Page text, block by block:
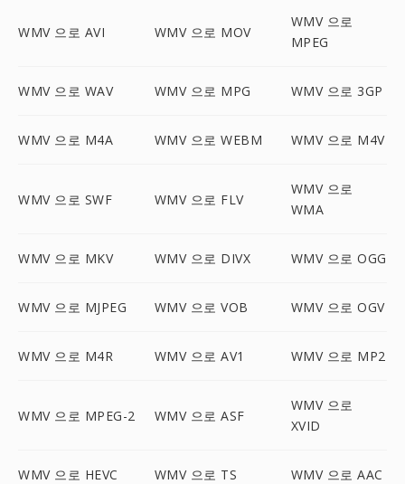
WMV 으로 AVI WMV 으로 MOV
WMV 으로
MPEG
WMV 으로 WAV WMV 으로 MPG WMV 으로 3GP
WMV 으로 M4A WMV 으로 WEBM WMV 으로 M4V
WMV 으로 SWF WMV 으로 FLV
WMV 으로
WMA
WMV 으로 MKV WMV 으로 DIVX WMV 으로 OGG
WMV 으로 MJPEG WMV 으로 VOB WMV 으로 OGV
WMV 으로 M4R WMV 으로 AV1 WMV 으로 MP2
WMV 으로 MPEG-2 WMV 으로 ASF
WMV 으로
XVID
WMV 으로 HEVC WMV 으로 TS WMV 으로 AAC